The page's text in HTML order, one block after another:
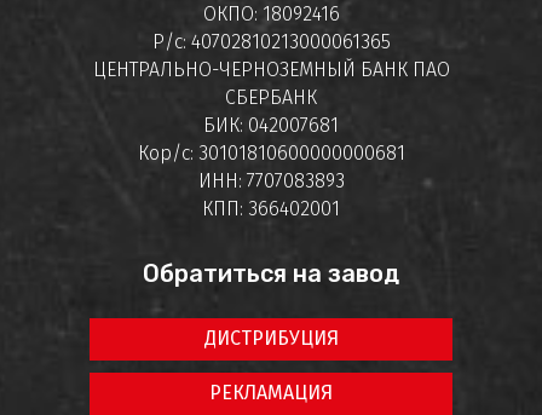
ОКПО: 18092416
Р/с: 40702810213000061365
ЦЕНТРАЛЬНО-ЧЕРНОЗЕМНЫЙ БАНК ПАО
СБЕРБАНК
БИК: 042007681
Кор/с: 30101810600000000681
ИНН: 7707083893
КПП: 366402001
Обратиться на завод
ДИСТРИБУЦИЯ
РЕКЛАМАЦИЯ